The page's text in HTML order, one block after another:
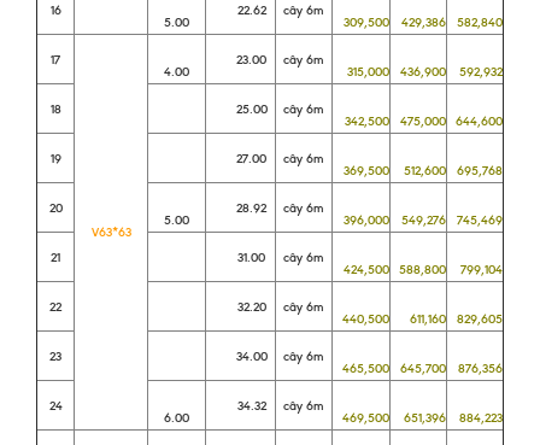
16
5.00
22.62 cây 6m
309,500 429,386 582,840
17
V63*63
4.00
23.00 cây 6m
315,000 436,900 592,932
18 25.00 cây 6m
342,500 475,000 644,600
19 27.00 cây 6m
369,500 512,600 695,768
20
5.00
28.92 cây 6m
396,000 549,276 745,469
21 31.00 cây 6m
424,500 588,800 799,104
22 32.20 cây 6m
440,500 611,160 829,605
23 34.00 cây 6m
465,500 645,700 876,356
24
6.00
34.32 cây 6m
469,500 651,396 884,223